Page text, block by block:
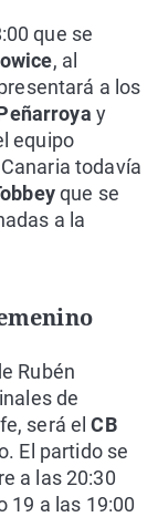
que se
, al
a los
y
equipo
todavía
que se
a la
Rubén
de
será elCB
El partido se
a las 20:30
19 a las 19:00